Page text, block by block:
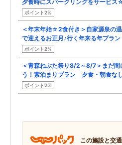
夕食時にスパークリングをサービス
ポイント2%
＜年末年始☆2食付き＞自家源泉の
で迎えるお正月♪行く年来る年プラン
ポイント2%
＜青森ねぶた祭り8/2～8/7＞まだ間
う！素泊まりプラン 夕食・朝食な
ポイント2%
この施設と交